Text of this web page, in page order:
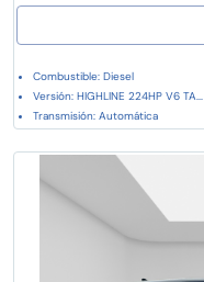
Combustible: Diesel
Versión: HIGHLINE 224HP V6 TA...
Transmisión: Automática